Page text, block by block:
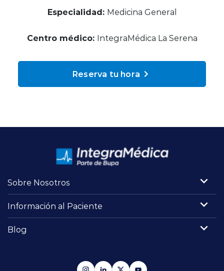
Clínicas Dentales
Reserva de Horas
Mi Portal Bupa
Especialidad: Medicina General
Centro médico: IntegraMédica La Serena
Reserva tu hora
Sobre Nosotros
Información al Paciente
Blog